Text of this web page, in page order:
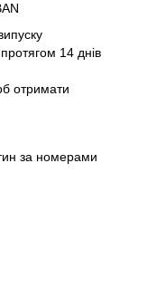
14 днів
отримати
за номерами